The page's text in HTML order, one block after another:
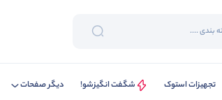
تجهیزات استوک شگفت انگیزشو! دیگر صفحات